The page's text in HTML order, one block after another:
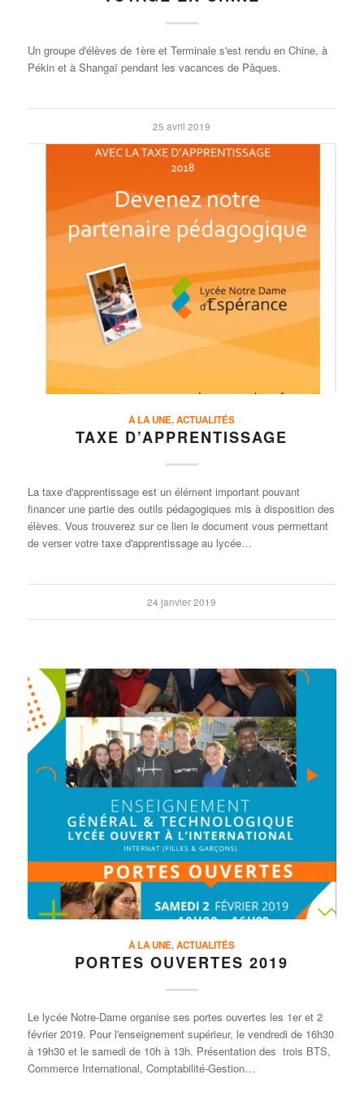
Un groupe d'élèves de 1ère et Terminale s'est rendu en Chine, à
Pékin et à Shangaï pendant les vacances de Pâques.
25 avril 2019
À LA UNE,ACTUALITÉS
TAXE D’APPRENTISSAGE
La taxe d'apprentissage est un élément important pouvant
financer une partie des outils pédagogiques mis à disposition des
élèves. Vous trouverez sur ce lien le document vous permettant
de verser votre taxe d'apprentissage au lycée…
24 janvier 2019
À LA UNE,ACTUALITÉS
PORTES OUVERTES 2019
Le lycée Notre-Dame organise ses portes ouvertes les 1er et 2
février 2019. Pour l'enseignement supérieur, le vendredi de 16h30
à 19h30 et le samedi de 10h à 13h. Présentation des trois BTS,
Commerce International, Comptabilité-Gestion…